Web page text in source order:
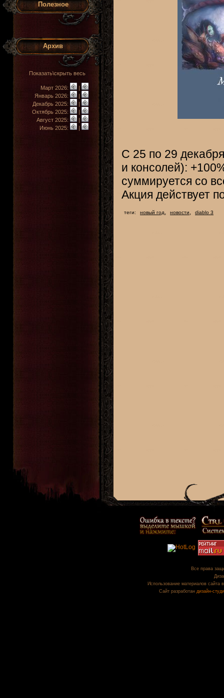
Полезное
Архив
Показать\скрыть весь
Март 2026:
|
Январь 2026:
|
Декабрь 2025:
|
Октябрь 2025:
|
Август 2025:
|
Июнь 2025:
|
С 25 по 29
и консолей):
суммируется со
Акция действует
теги: новый год, новости, diablo 3
Все права
Использование материалов сайта
Сайт разработан дизайн-